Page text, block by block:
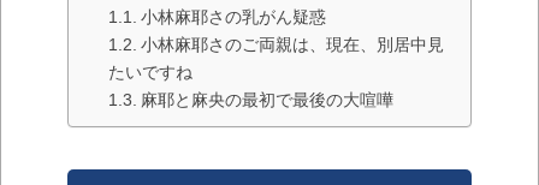
小林麻耶さの乳がん疑惑
小林麻耶さのご両親は、現在、別居中見
たいですね
麻耶と麻央の最初で最後の大喧嘩